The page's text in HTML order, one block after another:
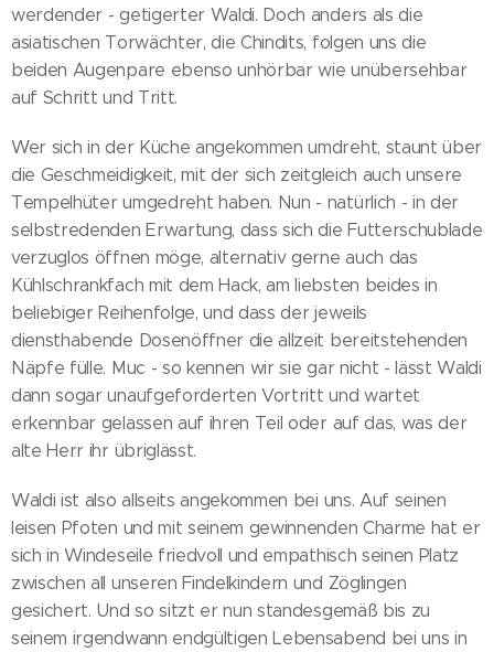
werdender - getigerter Waldi. Doch anders als die
asiatischen Torwächter, die Chindits, folgen uns die
beiden Augenpare ebenso unhörbar wie unübersehbar
auf Schritt und Tritt.
Wer sich in der Küche angekommen umdreht, staunt über
die Geschmeidigkeit, mit der sich zeitgleich auch unsere
Tempelhüter umgedreht haben. Nun - natürlich - in der
selbstredenden Erwartung, dass sich die Futterschublade
verzuglos öffnen möge, alternativ gerne auch das
Kühlschrankfach mit dem Hack, am liebsten beides in
beliebiger Reihenfolge, und dass der jeweils
diensthabende Dosenöffner die allzeit bereitstehenden
Näpfe fülle. Muc - so kennen wir sie gar nicht - lässt Waldi
dann sogar unaufgeforderten Vortritt und wartet
erkennbar gelassen auf ihren Teil oder auf das, was der
alte Herr ihr übriglässt.
Waldi ist also allseits angekommen bei uns. Auf seinen
leisen Pfoten und mit seinem gewinnenden Charme hat er
sich in Windeseile friedvoll und empathisch seinen Platz
zwischen all unseren Findelkindern und Zöglingen
gesichert. Und so sitzt er nun standesgemäß bis zu
seinem irgendwann endgültigen Lebensabend bei uns in